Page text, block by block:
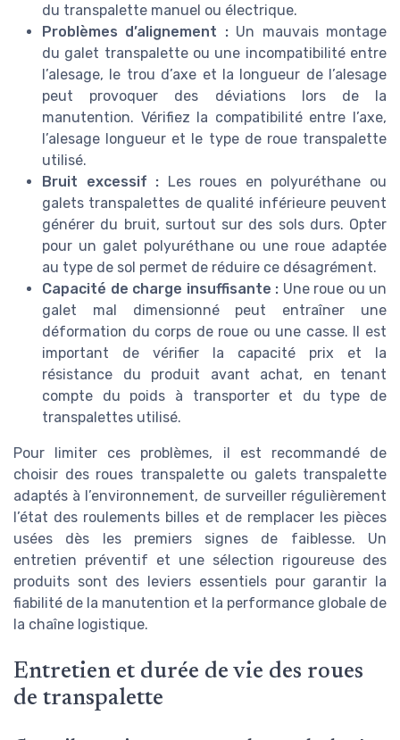
du transpalette manuel ou électrique.
Problèmes d’alignement :Un mauvais montage
du galet transpalette ou une incompatibilité entre
l’alesage, le trou d’axe et la longueur de l’alesage
peut provoquer des déviations lors de la
manutention. Vérifiez la compatibilité entre l’axe,
l’alesage longueur et le type de roue transpalette
utilisé.
Bruit excessif : Les roues en polyuréthane ou
galets transpalettes de qualité inférieure peuvent
générer du bruit, surtout sur des sols durs. Opter
pour un galet polyuréthane ou une roue adaptée
au type de sol permet de réduire ce désagrément.
Capacité de charge insuffisante : Une roue ou un
galet mal dimensionné peut entraîner une
déformation du corps de roue ou une casse. Il est
important de vérifier la capacité prix et la
résistance du produit avant achat, en tenant
compte du poids à transporter et du type de
transpalettes utilisé.
Pour limiter ces problèmes, il est recommandé de
choisir des roues transpalette ou galets transpalette
adaptés à l’environnement, de surveiller régulièrement
l’état des roulements billes et de remplacer les pièces
usées dès les premiers signes de faiblesse. Un
entretien préventif et une sélection rigoureuse des
produits sont des leviers essentiels pour garantir la
fiabilité de la manutention et la performance globale de
la chaîne logistique.
Entretien et durée de vie des roues
de transpalette